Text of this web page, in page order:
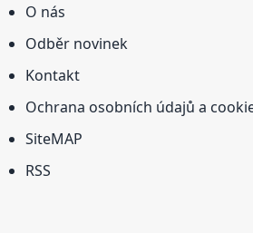
O nás
Odběr novinek
Kontakt
Ochrana osobních údajů a
SiteMAP
RSS